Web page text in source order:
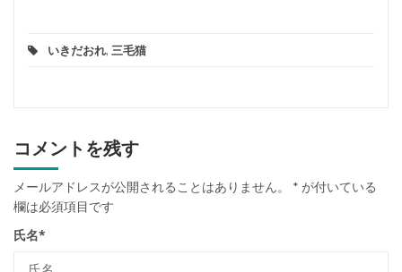
いきだおれ, 三毛猫
コメントを残す
メールアドレスが公開されることはありません。 * が付いている
欄は必須項目です
氏名*